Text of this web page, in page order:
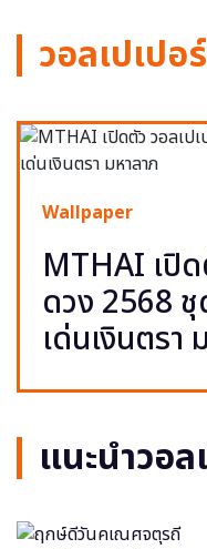
วอลเปเปอ
Wallpaper
MTHAI เปิด
ดวง 2568
เด่นเงินตรา
แนะนำวอล